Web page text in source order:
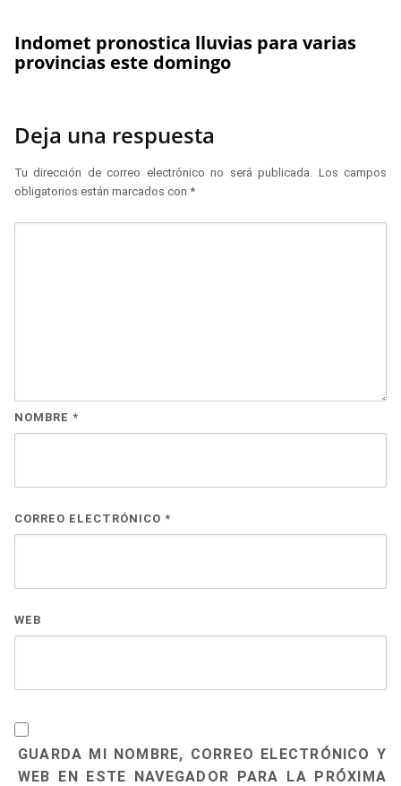
Indomet pronostica lluvias para varias
provincias este domingo
Deja una respuesta
Tu dirección de correo electrónico no será publicada.
Los campos
obligatorios están marcados con *
NOMBRE *
CORREO ELECTRÓNICO *
WEB
GUARDA MI NOMBRE, CORREO ELECTRÓNICO Y
WEB EN ESTE NAVEGADOR PARA LA PRÓXIMA